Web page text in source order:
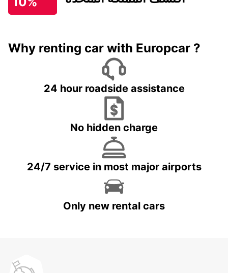
Why renting car with Europcar ?
24 hour roadside assistance
No hidden charge
24/7 service in most major airports
Only new rental cars